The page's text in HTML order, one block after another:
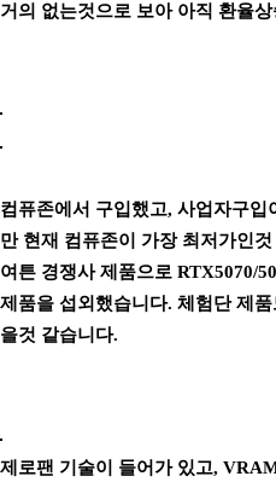
거의 없는것으로 보아 아직 환율
컴퓨존에서 구입했고, 사업자구
만 현재 컴퓨존이 가장 최저가인것
여튼 경쟁사 제품으로 RTX5070/
제품을 섭외했습니다. 체험단 제
을것 같습니다.
제로팬 기술이 들어가 있고,